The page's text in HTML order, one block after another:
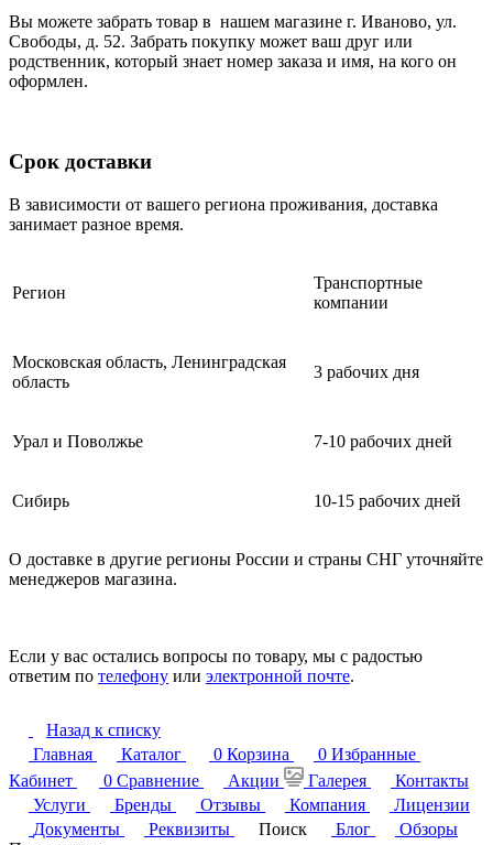
Вы можете забрать товар в нашем магазине г. Иваново, ул.
Свободы, д. 52. Забрать покупку может ваш друг или
родственник, который знает номер заказа и имя, на кого он
оформлен.
Срок доставки
В зависимости от вашего региона проживания, доставка
занимает разное время.
Регион
Транспортные
компании
Московская область, Ленинградская
область
3 рабочих дня
Урал и Поволжье 7-10 рабочих дней
Сибирь 10-15 рабочих дней
О доставке в другие регионы России и страны СНГ уточняйте
менеджеров магазина.
Если у вас остались вопросы по товару, мы с радостью
ответим по телефону или электронной почте.
Назад к списку
Главная
Каталог 0 Корзина 0 Избранные
Кабинет
0 Сравнение Акции Галерея
Контакты
Услуги
Бренды Отзывы Компания
Лицензии
Документы
Реквизиты Поиск Блог
Обзоры